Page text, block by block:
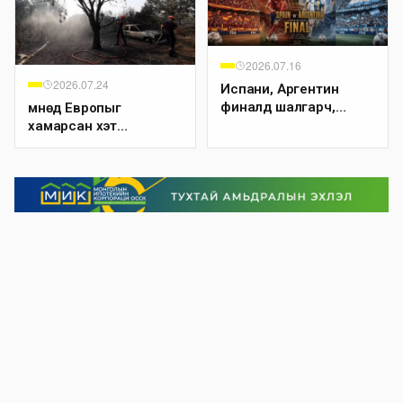
2026.07.24
Өмнөд Европыг
хамарсан хэт
халалтын улмаас
түймэр дэгдэж, Японд
халалтын улмаас
эмнэлгийн дуудлага
2026.07.16
Испани, Аргентин
финалд шалгарч,